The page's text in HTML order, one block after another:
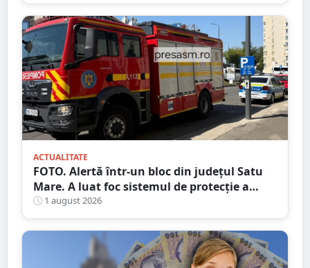
ACTUALITATE
FOTO. Alertă într-un bloc din județul Satu
Mare. A luat foc sistemul de protecție a
gazelor
1 august 2026